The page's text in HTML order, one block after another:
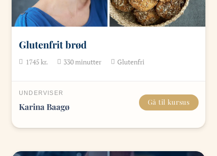
Glutenfrit brød
1745kr. 330minutter Glutenfri
UNDERVISER
Karina Baagø Gå til kursus